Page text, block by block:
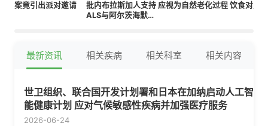
案竟引出派对邀请
批内布拉斯加人支持
ALS与阿尔茨海默病
应视为自然老化过程 饮食对身
最新资讯 相关疾病 相关科室 相关内容
世卫组织、联合国开发计划署和日本在加纳启动人工智
能健康计划 应对气候敏感性疾病并加强医疗服务
2026-06-24